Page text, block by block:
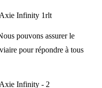
pouvons assurer le
pour répondre à tous